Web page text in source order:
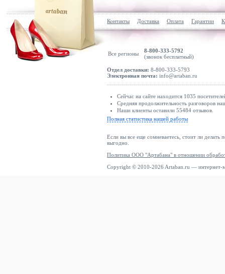
Контакты Доставка Оплата Гарантии
Все регионы
8-800-333-5792
(звонок бесплатный)
Отдел доставки: 8-800-333-5793
Электронная почта: info@artaban.ru
Сейчас на сайте находится 1035
Средняя продолжительность разговоров
Наши клиенты оставили 55484 отзывов.
Полная статистика нашей работы
Если вы все еще сомневаетесь, стоит ли делать
выгодно.
Политика ООО "Артабана" в отношении
Copyright © 2010-2026 Artaban.ru — интернет-